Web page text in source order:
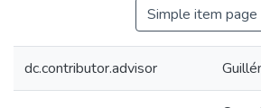
Simple item page
dc.contributor.advisor